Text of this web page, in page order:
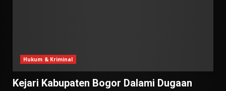
Hukum & Kriminal
Kejari Kabupaten Bogor Dalami Dugaan